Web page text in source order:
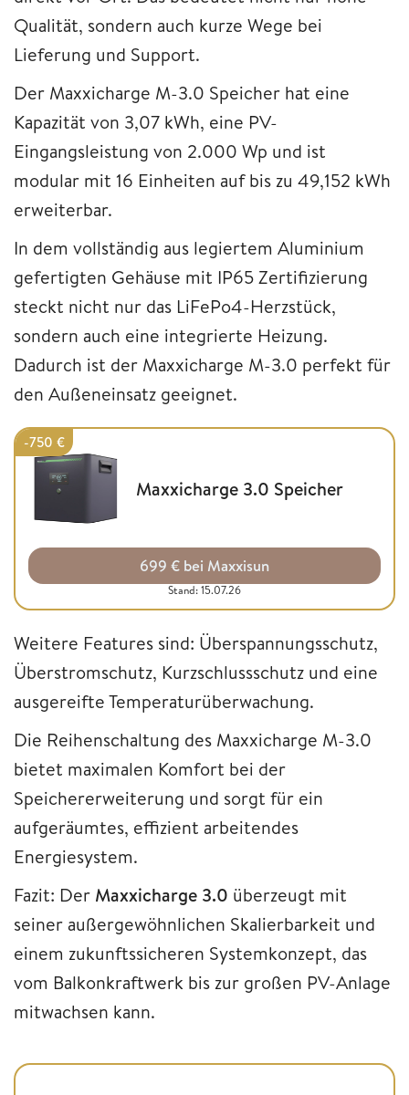
Qualität, sondern auch kurze Wege bei
Lieferung und Support.
Der Maxxicharge M-3.0 Speicher hat eine
Kapazität von 3,07 kWh, eine PV-
Eingangsleistung von 2.000 Wp und ist
modular mit 16 Einheiten auf bis zu 49,152 kWh
erweiterbar.
In dem vollständig aus legiertem Aluminium
gefertigten Gehäuse mit IP65 Zertifizierung
steckt nicht nur das LiFePo4-Herzstück,
sondern auch eine integrierte Heizung.
Dadurch ist der Maxxicharge M-3.0 perfekt für
den Außeneinsatz geeignet.
-750 €
Maxxicharge 3.0 Speicher
699 € bei Maxxisun
Stand: 15.07.26
Weitere Features sind: Überspannungsschutz,
Überstromschutz, Kurzschlussschutz und eine
ausgereifte Temperaturüberwachung.
Die Reihenschaltung des Maxxicharge M-3.0
bietet maximalen Komfort bei der
Speichererweiterung und sorgt für ein
aufgeräumtes, effizient arbeitendes
Energiesystem.
Fazit: Der Maxxicharge 3.0 überzeugt mit
seiner außergewöhnlichen Skalierbarkeit und
einem zukunftssicheren Systemkonzept, das
vom Balkonkraftwerk bis zur großen PV-Anlage
mitwachsen kann.